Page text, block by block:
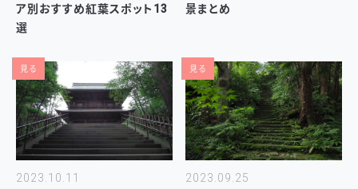
ア別おすすめ紅葉スポット13
選
景まとめ
見る
2023.10.11
見る
2023.09.25